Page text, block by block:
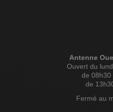
Antenne
Ouvert du
de 08h30
de
Fermé au